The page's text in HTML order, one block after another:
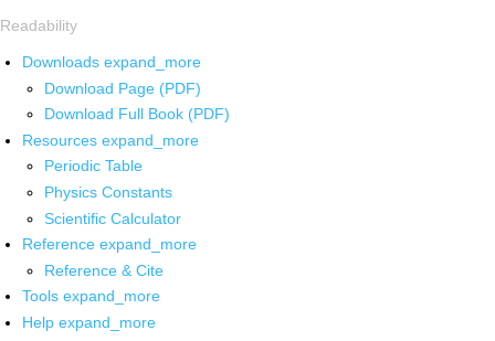
Readability
Downloads expand_more
Download Page (PDF)
Download Full Book (PDF)
Resources expand_more
Periodic Table
Physics Constants
Scientific Calculator
Reference expand_more
Reference & Cite
Tools expand_more
Help expand_more